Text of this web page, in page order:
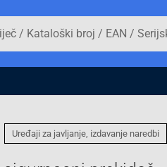
Uređaji za javljanje, izdavanje naredbi